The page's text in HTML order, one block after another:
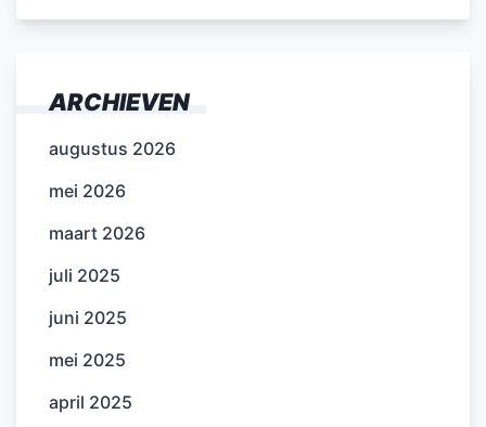
ARCHIEVEN
augustus 2026
mei 2026
maart 2026
juli 2025
juni 2025
mei 2025
april 2025